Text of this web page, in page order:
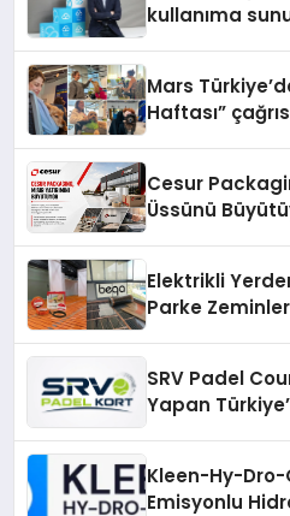
kullanıma
Mars
Haftası”
Cesur
Üssünü
Elektrikli
Parke
SRV Padel
Yapan
Kleen-Hy-Dro-
Emisyonlu